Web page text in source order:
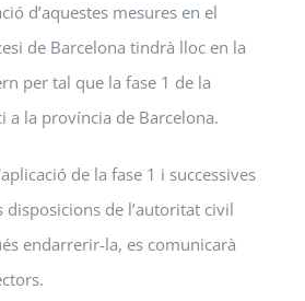
d’aquestes mesures en el
de Barcelona tindrà lloc en la
per tal que la fase 1 de la
a la província de Barcelona.
de la fase 1 i successives
disposicions de l’autoritat civil
endarrerir-la, es comunicarà